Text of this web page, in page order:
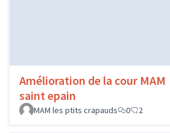
Amélioration de la cour MAM
saint epain
MAM les ptits crapauds
0 2